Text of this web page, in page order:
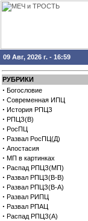
09 Авг, 2026 г. - 16:59
РУБРИКИ
· Богословие
· Современная ИПЦ
· История РПЦЗ
· РПЦЗ(В)
· РосПЦ
· Развал РосПЦ(Д)
· Апостасия
· МП в картинках
· Распад РПЦЗ(МП)
· Развал РПЦЗ(В-В)
· Развал РПЦЗ(В-А)
· Развал РИПЦ
· Развал РПАЦ
· Распад РПЦЗ(А)